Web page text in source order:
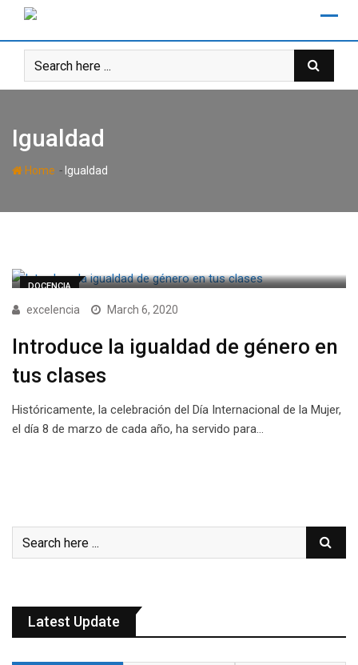
content
Igualdad
Home - Igualdad
DOCENCIA
excelencia March 6, 2020
Introduce la igualdad de género en
tus clases
Históricamente, la celebración del Día Internacional de la Mujer,
el día 8 de marzo de cada año, ha servido para…
Latest Update